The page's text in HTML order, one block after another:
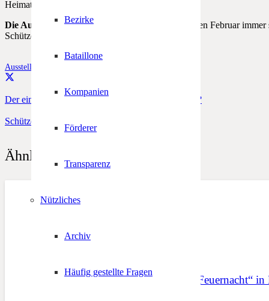
Bezirke
Bataillone
Kompanien
Förderer
Transparenz
Nützliches
Archiv
Häufig gestellte Fragen
Heimatbundes, Roland Lang.
Die Ausstellung bei freiem Eintritt
ist den gesamten Februar
Schützenkompanie Steinhaus.
Ausstellung
Der eine sagt, was der andere nicht tut! Absichtlich?
Schützenzeitung Nr. 1-2012
Ähnliche Beiträge
Gedenkfeier „60 Jahre Feuernacht“